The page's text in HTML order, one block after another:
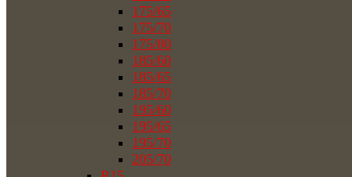
175/65
175/70
175/80
185/60
185/65
185/70
195/60
195/65
195/70
205/70